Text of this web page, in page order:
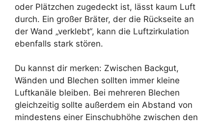
oder Plätzchen zugedeckt ist, lässt kaum Luft
durch. Ein großer Bräter, der die Rückseite an
der Wand „verklebt“, kann die Luftzirkulation
ebenfalls stark stören.
Du kannst dir merken: Zwischen Backgut,
Wänden und Blechen sollten immer kleine
Luftkanäle bleiben. Bei mehreren Blechen
gleichzeitig sollte außerdem ein Abstand von
mindestens einer Einschubhöhe zwischen den